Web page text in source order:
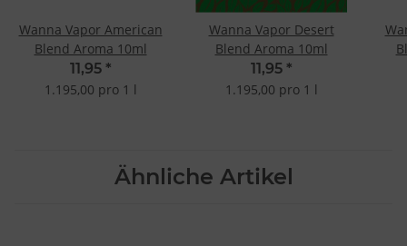
Wanna Vapor American
Blend Aroma 10ml
11,95 *
1.195,00 pro 1 l
Wanna Vapor Desert
Blend Aroma 10ml
11,95 *
1.195,00 pro 1 l
Ähnliche Artikel